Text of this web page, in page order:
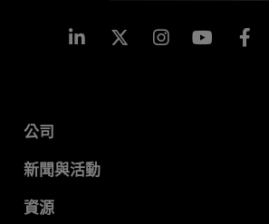
Linkedin Instagram
公司
關於 AMD
企業責任
新聞與活動
新聞室
資源